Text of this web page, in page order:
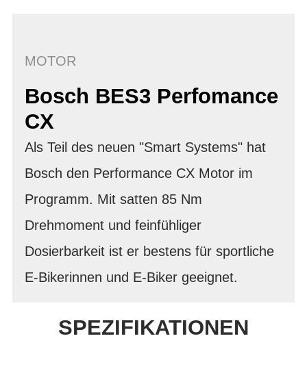
MOTOR
Bosch BES3 Perfomance
CX
Als Teil des neuen "Smart Systems" hat
Bosch den Performance CX Motor im
Programm. Mit satten 85 Nm
Drehmoment und feinfühliger
Dosierbarkeit ist er bestens für sportliche
E-Bikerinnen und E-Biker geeignet.
SPEZIFIKATIONEN